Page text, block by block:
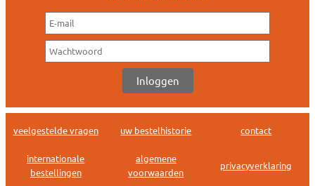
veelgestelde vragen uw bestelhistorie contact
internationale
bestellingen
algemene
voorwaarden
privacyverklaring